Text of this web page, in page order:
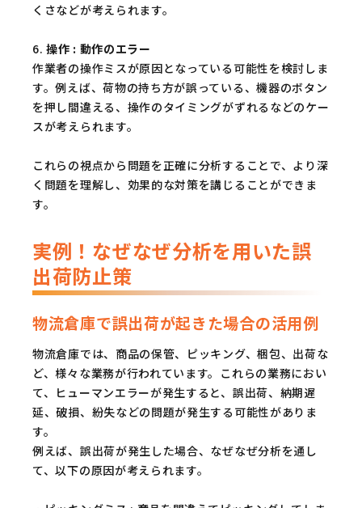
くさなどが考えられます。
6.操作 : 動作のエラー
作業者の操作ミスが原因となっている可能性を検討しま
す。例えば、荷物の持ち方が誤っている、機器のボタン
を押し間違える、操作のタイミングがずれるなどのケー
スが考えられます。
これらの視点から問題を正確に分析することで、より深
く問題を理解し、効果的な対策を講じることができま
す。
実例！なぜなぜ分析を用いた誤
出荷防止策
物流倉庫で誤出荷が起きた場合の活用例
物流倉庫では、商品の保管、ピッキング、梱包、出荷な
ど、様々な業務が行われています。これらの業務におい
て、ヒューマンエラーが発生すると、誤出荷、納期遅
延、破損、紛失などの問題が発生する可能性がありま
す。
例えば、誤出荷が発生した場合、なぜなぜ分析を通し
て、以下の原因が考えられます。